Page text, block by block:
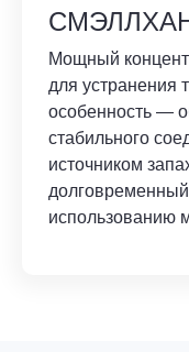
Мощный
для устранения
особенность —
стабильного
источником
долговременный
использованию